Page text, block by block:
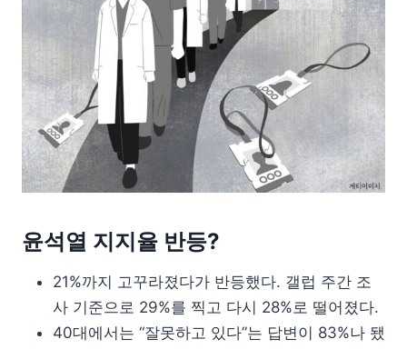
윤석열 지지율 반등?
21%까지 고꾸라졌다가 반등했다. 갤럽 주간 조
사 기준으로 29%를 찍고 다시 28%로 떨어졌다.
40대에서는 “잘못하고 있다”는 답변이 83%나 됐